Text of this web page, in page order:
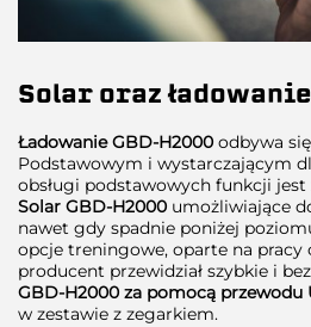
Solar oraz ładowanie
Ładowanie GBD-H2000 odbywa
Podstawowym i wystarczającym
obsługi podstawowych funkcji jest
Solar GBD-H2000 umożliwiające
nawet gdy spadnie poniżej
opcje treningowe, oparte na pracy
producent przewidział szybkie i
GBD-H2000 za pomocą przewodu
w zestawie z zegarkiem.